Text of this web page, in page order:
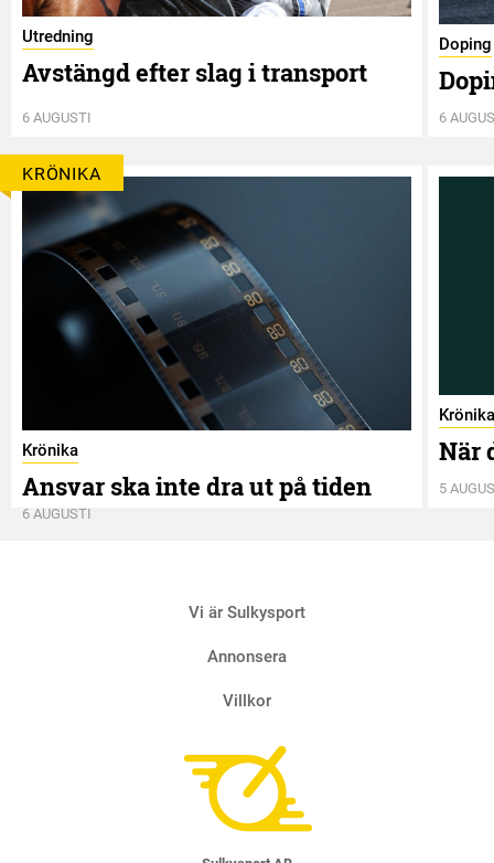
Utredning
Avstängd efter slag i transport
6 AUGUSTI
Doping
6
KRÖNIKA
Krönika
Ansvar ska inte dra ut på tiden
6 AUGUSTI
Krönika
När
5
Vi är Sulkysport
Annonsera
Villkor